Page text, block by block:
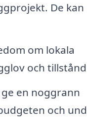
De kan
om lokala
och
en noggrann
och